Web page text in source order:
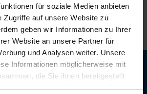
für soziale Medien anbieten
Zugriffe auf unsere Website zu
geben wir Informationen zu Ihrer
Website an unsere Partner für
und Analysen weiter. Unsere
Informationen möglicherweise mit
die Sie ihnen bereitgestellt
im Rahmen Ihrer Nutzung der Dienste
digital Mitglied werden!
und komplett online - ohne Termin.